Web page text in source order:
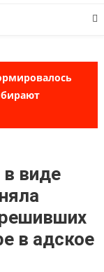
в виде
в адское